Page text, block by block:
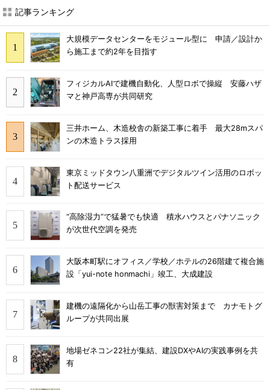
記事ランキング
大規模データセンターをモジュール型に 申請／設計か
ら施工まで約2年を目指す
フィジカルAIで建機自動化、人型ロボで操縦 安藤ハザ
マと神戸高専が共同研究
三井ホーム、木造校舎の新築工事に着手 最大28mスパ
ンの木造トラス採用
東京ミッドタウン八重洲でデジタルツイン活用のロボッ
ト配送サービス
“高除湿力”で猛暑でも快適 積水ハウスとパナソニック
が次世代空調を発売
大阪本町駅にオフィス／学校／ホテルの26階建て複合施
設「yui-note honmachi」竣工、大成建設
建機の遠隔化から山岳工事の獣害対策まで カナモトグ
ループが共同出展
地場ゼネコン22社が集結、建設DXやAIの実践事例を共
有